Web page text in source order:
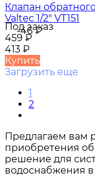
-46₽
Клапан
Valtec 1/2" VT151
Под заказ
459₽
413 ₽
Купить
Загрузить еще
1
2
Предлагаем вам
приобретения
решение для
водоснабжения